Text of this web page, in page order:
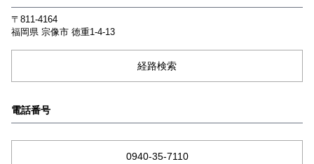
〒811-4164
福岡県 宗像市 徳重1-4-13
経路検索
電話番号
0940-35-7110